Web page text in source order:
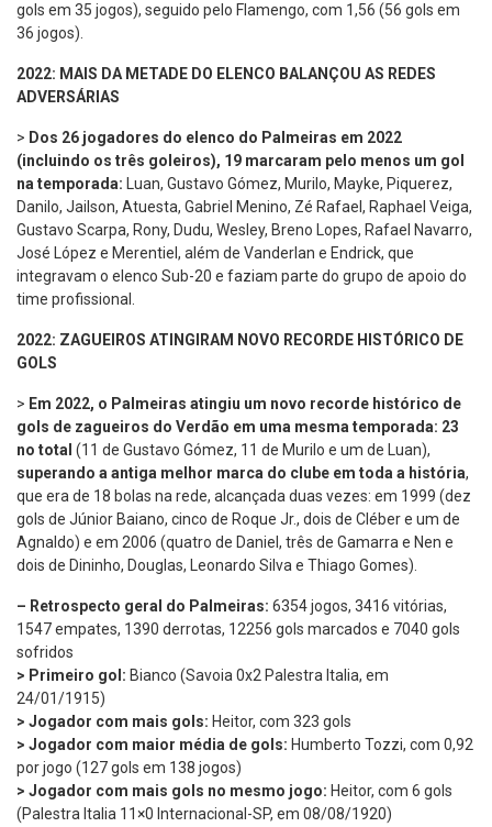
gols em 35 jogos), seguido pelo Flamengo, com 1,56 (56 gols em
36 jogos).
2022: MAIS DA METADE DO ELENCO BALANÇOU AS REDES
ADVERSÁRIAS
> Dos 26 jogadores do elenco do Palmeiras em 2022
(incluindo os três goleiros), 19 marcaram pelo menos um gol
na temporada: Luan, Gustavo Gómez, Murilo, Mayke, Piquerez,
Danilo, Jailson, Atuesta, Gabriel Menino, Zé Rafael, Raphael Veiga,
Gustavo Scarpa, Rony, Dudu, Wesley, Breno Lopes, Rafael Navarro,
José López e Merentiel, além de Vanderlan e Endrick, que
integravam o elenco Sub-20 e faziam parte do grupo de apoio do
time profissional.
2022: ZAGUEIROS ATINGIRAM NOVO RECORDE HISTÓRICO DE
GOLS
> Em 2022, o Palmeiras atingiu um novo recorde histórico de
gols de zagueiros do Verdão em uma mesma temporada: 23
no total (11 de Gustavo Gómez, 11 de Murilo e um de Luan),
superando a antiga melhor marca do clube em toda a história,
que era de 18 bolas na rede, alcançada duas vezes: em 1999 (dez
gols de Júnior Baiano, cinco de Roque Jr., dois de Cléber e um de
Agnaldo) e em 2006 (quatro de Daniel, três de Gamarra e Nen e
dois de Dininho, Douglas, Leonardo Silva e Thiago Gomes).
– Retrospecto geral do Palmeiras: 6354 jogos, 3416 vitórias,
1547 empates, 1390 derrotas, 12256 gols marcados e 7040 gols
sofridos
> Primeiro gol: Bianco (Savoia 0x2 Palestra Italia, em
24/01/1915)
> Jogador com mais gols: Heitor, com 323 gols
> Jogador com maior média de gols: Humberto Tozzi, com 0,92
por jogo (127 gols em 138 jogos)
> Jogador com mais gols no mesmo jogo: Heitor, com 6 gols
(Palestra Italia 11×0 Internacional-SP, em 08/08/1920)